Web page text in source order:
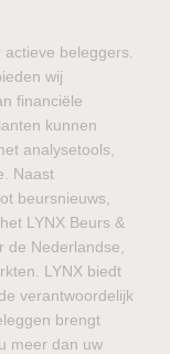
beleggers.
wij
financiële
kunnen
analysetools,
Naast
beursnieuws,
LYNX Beurs &
de Nederlandse,
LYNX biedt
verantwoordelijk
brengt
meer dan uw